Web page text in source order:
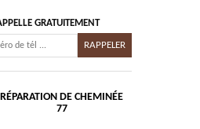
GRATUITEMENT
RÉPARATION DE CHEMINÉE
77